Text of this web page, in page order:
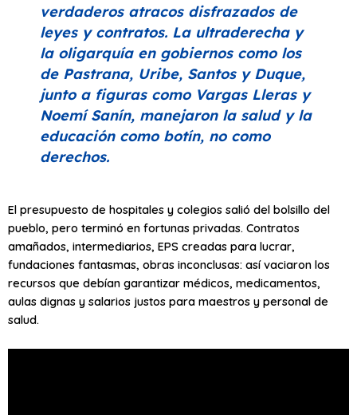
verdaderos atracos disfrazados de
leyes y contratos. La ultraderecha y
la oligarquía en gobiernos como los
de Pastrana, Uribe, Santos y Duque,
junto a figuras como Vargas Lleras y
Noemí Sanín, manejaron la salud y la
educación como botín, no como
derechos.
El presupuesto de hospitales y colegios salió del bolsillo del
pueblo, pero terminó en fortunas privadas. Contratos
amañados, intermediarios, EPS creadas para lucrar,
fundaciones fantasmas, obras inconclusas: así vaciaron los
recursos que debían garantizar médicos, medicamentos,
aulas dignas y salarios justos para maestros y personal de
salud.